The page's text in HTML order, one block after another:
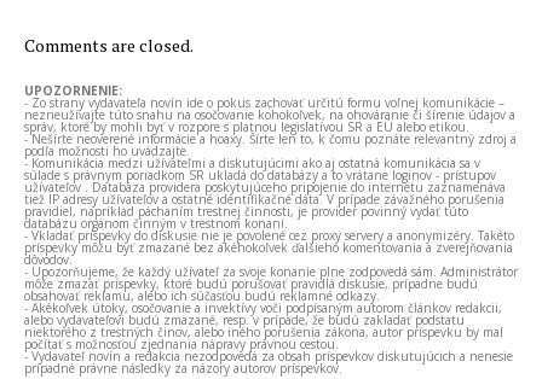
Comments are closed.
UPOZORNENIE:
- Zo strany vydavateľa novín ide o pokus zachovať určitú formu voľnej komunikácie –
nezneužívajte túto snahu na osočovanie kohokoľvek, na ohováranie či šírenie údajov a
správ, ktoré by mohli byť v rozpore s platnou legislatívou SR a EÚ alebo etikou.
- Nešírte neoverené informácie a hoaxy. Šírte len to, k čomu poznáte relevantný zdroj a
podľa možnosti ho uvádzajte.
- Komunikácia medzi užívateľmi a diskutujúcimi ako aj ostatná komunikácia sa v
súlade s právnym poriadkom SR ukladá do databázy a to vrátane loginov - prístupov
užívateľov . Databáza providera poskytujúceho pripojenie do internetu zaznamenáva
tiež IP adresy užívateľov a ostatné identifikačné dáta. V prípade závažného porušenia
pravidiel, napríklad páchaním trestnej činnosti, je provider povinný vydať túto
databázu orgánom činným v trestnom konaní.
- Vkladať príspevky do diskusie nie je povolené cez proxy servery a anonymizéry. Takéto
príspevky môžu byť zmazané bez akéhokoľvek ďalšieho komentovania a zverejňovania
dôvodov.
- Upozorňujeme, že každý užívateľ za svoje konanie plne zodpovedá sám. Administrátor
môže zmazať príspevky, ktoré budú porušovať pravidlá diskusie, prípadne budú
obsahovať reklamu, alebo ich súčasťou budú reklamné odkazy.
- Akékoľvek útoky, osočovanie a invektívy voči podpísaným autorom článkov redakcii,
alebo vydavateľovi budú zmazané, resp. v prípade, že budú zakladať podstatu
niektorého z trestných činov, alebo iného porušenia zákona, autor príspevku by mal
počítať s možnosťou zjednania nápravy právnou cestou.
- Vydavateľ novín a redakcia nezodpovedá za obsah príspevkov diskutujúcich a nenesie
prípadné právne následky za názory autorov príspevkov.